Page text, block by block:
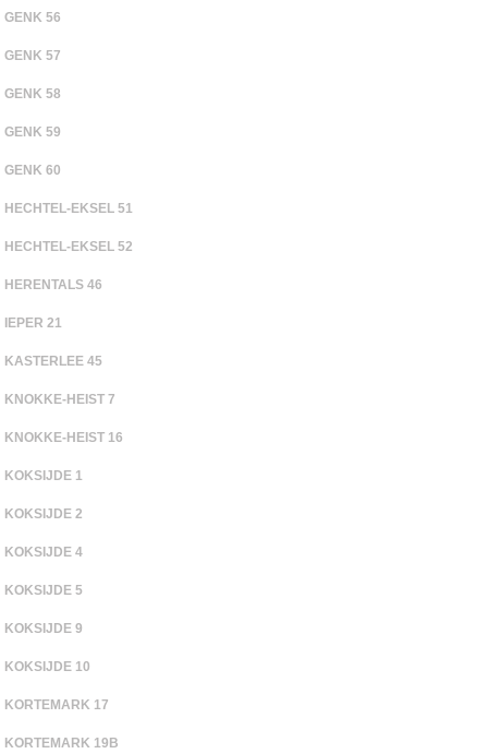
GENK 56
GENK 57
GENK 58
GENK 59
GENK 60
HECHTEL-EKSEL 51
HECHTEL-EKSEL 52
HERENTALS 46
IEPER 21
KASTERLEE 45
KNOKKE-HEIST 7
KNOKKE-HEIST 16
KOKSIJDE 1
KOKSIJDE 2
KOKSIJDE 4
KOKSIJDE 5
KOKSIJDE 9
KOKSIJDE 10
KORTEMARK 17
KORTEMARK 19B